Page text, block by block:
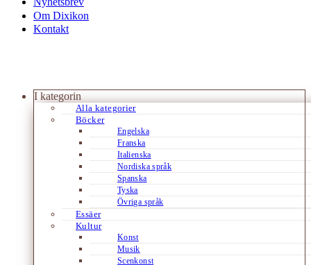
Om Dixikon
Kontakt
I kategorin
Alla kategorier
Böcker
Engelska
Franska
Italienska
Nordiska språk
Spanska
Tyska
Övriga språk
Essäer
Kultur
Konst
Musik
Scenkonst